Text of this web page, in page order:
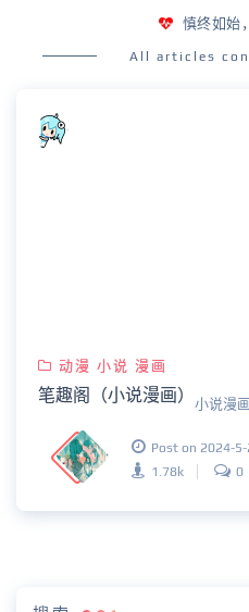
慎终如始
All articles
动漫 小说 漫画
笔趣阁（小说漫画） 小说漫
Post on 2024-5-
1.78k
0